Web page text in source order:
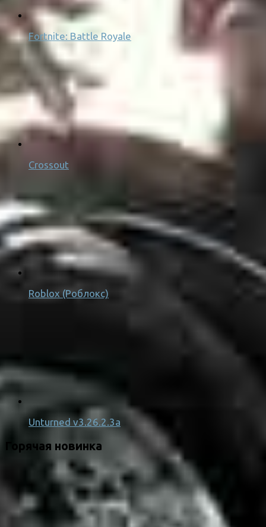
Fortnite: Battle Royale
Crossout
Roblox (Роблокс)
Unturned v3.26.2.3a
Горячая новинка